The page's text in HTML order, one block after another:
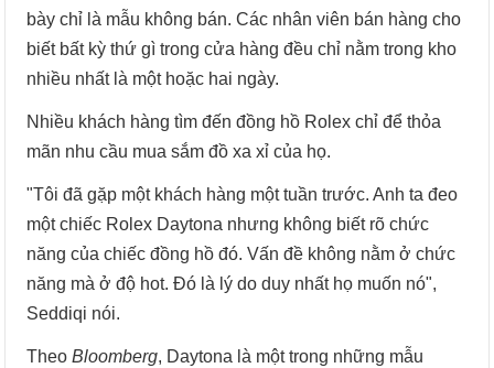
bày chỉ là mẫu không bán. Các nhân viên bán hàng cho
biết bất kỳ thứ gì trong cửa hàng đều chỉ nằm trong kho
nhiều nhất là một hoặc hai ngày.
Nhiều khách hàng tìm đến đồng hồ Rolex chỉ để thỏa
mãn nhu cầu mua sắm đồ xa xỉ của họ.
"Tôi đã gặp một khách hàng một tuần trước. Anh ta đeo
một chiếc Rolex Daytona nhưng không biết rõ chức
năng của chiếc đồng hồ đó. Vấn đề không nằm ở chức
năng mà ở độ hot. Đó là lý do duy nhất họ muốn nó",
Seddiqi nói.
TheoBloomberg, Daytona là một trong những mẫu